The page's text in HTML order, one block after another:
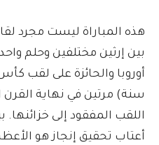
هذه المباراة ليست مجرد
بين إرثين مختلفين وحلم
سنة) مرتين في نهاية
اللقب المفقود إلى
أعتاب تحقيق إنجاز هو